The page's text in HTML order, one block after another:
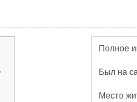
Полное
Был на
Место